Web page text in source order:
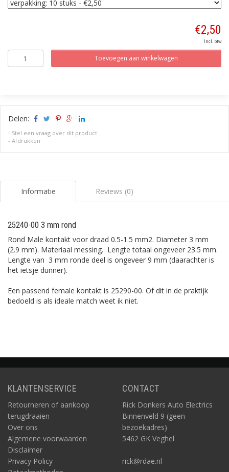
€2,50
Incl. btw
Toevoegen aan winkelwagen
Delen:
- Stel een vraag over dit product
- Afdrukken
Informatie Reviews (0)
25240-00 3 mm rond
Rond Male kontakt voor draad 0.5-1.5 mm2. Diameter 3 mm
(2.9 mm). Materiaal messing. Lengte totaal ongeveer 23.5 mm.
Lengte van 3 mm ronde deel is ongeveer 9 mm (daarachter is
het ietsje dunner).
Een passend female kontakt is 25290-00. Of dit in de praktijk
bedoeld is als ideale match weet ik niet.
KLANTENSERVICE
Retourneren of aankoop
terugdraaien
Over ons
Algemene voorwaarden
Disclaimer
Privacy Policy
CONTACT
Rick Donkers Auto Electrics
Binnenveld 9 (geen
bezoekadres)
5462 GK Veghel
rick@rdae.nl